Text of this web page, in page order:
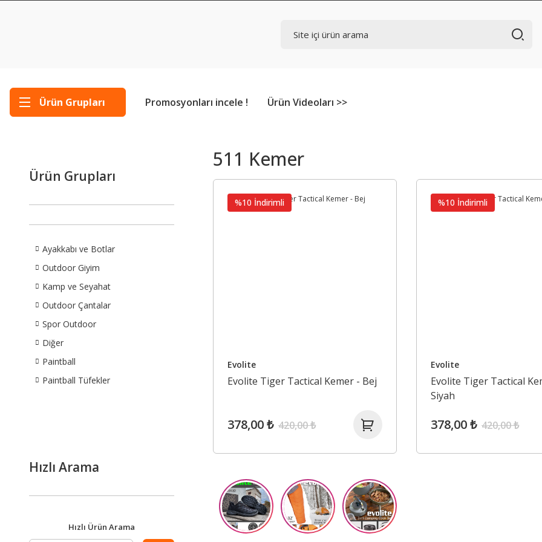
Ürün Grupları Promosyonları incele ! Ürün Videoları >>
Ürün Grupları
Ayakkabı ve Botlar
Outdoor Giyim
Kamp ve Seyahat
Outdoor Çantalar
Spor Outdoor
Diğer
Paintball
Paintball Tüfekler
Hızlı Arama
Hızlı Ürün Arama
511 Kemer
%10 İndirimli
Evolite
Evolite Tiger Tactical Kemer - Bej
378,00 ₺ 420,00 ₺
%10 İndirimli
Evolite
Evolite Tiger Tactical
Siyah
378,00 ₺ 420,00 ₺